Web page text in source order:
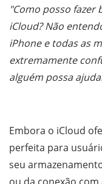
"Como posso fazer
iCloud? Não
iPhone e todas as
extremamente
alguém possa
Embora o iCloud
perfeita para
seu